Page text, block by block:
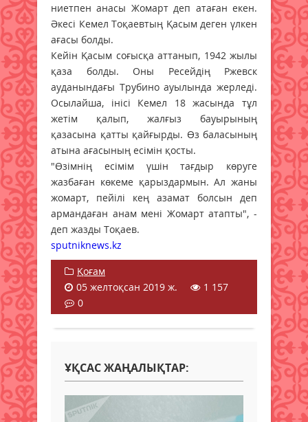
ниетпен анасы Жомарт деп атаған екен.
Әкесі Кемел Тоқаевтың Қасым деген үлкен
ағасы болды.
Кейін Қасым соғысқа аттанып, 1942 жылы
қаза болды. Оны Ресейдің Ржевск
ауданындағы Трубино ауылында жерледі.
Осылайша, інісі Кемел 18 жасында тұл
жетім қалып, жалғыз бауырының
қазасына қатты қайғырды. Өз баласының
атына ағасының есімін қосты.
"Өзімнің есімім үшін тағдыр көруге
жазбаған көкеме қарыздармын. Ал жаны
жомарт, пейілі кең азамат болсын деп
армандаған анам мені Жомарт атапты", -
деп жазды Тоқаев.
sputniknews.kz
Қоғам
05 желтоқсан 2019 ж.
1 157
0
ҰҚСАС ЖАҢАЛЫҚТАР: